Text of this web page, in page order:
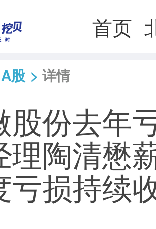
首页
A股 > 详情
股份去年
理陶清懋
亏损持续